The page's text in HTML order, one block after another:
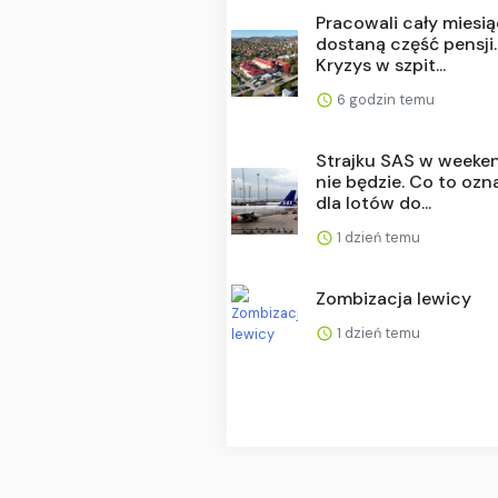
Pracowali cały
dostaną część pensji.
Kryzys w szpit...
6 godzin temu
Strajku SAS w
nie będzie. Co to
dla lotów do...
1 dzień temu
Zombizacja lewicy
1 dzień temu